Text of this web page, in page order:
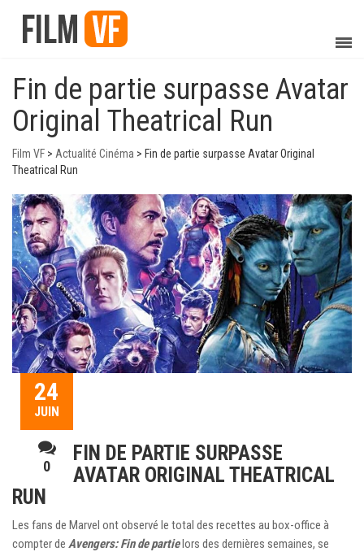
Fin de partie surpasse Avatar
Original Theatrical Run
Film VF > Actualité Cinéma > Fin de partie surpasse Avatar Original
Theatrical Run
24
JUIN
0
FIN DE PARTIE SURPASSE
AVATAR ORIGINAL THEATRICAL
RUN
Les fans de Marvel ont observé le total des recettes au box-office à
compter de Avengers: Fin de partielors des dernières semaines, se